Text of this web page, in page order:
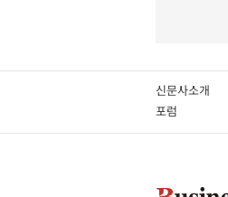
신문사소개
포럼